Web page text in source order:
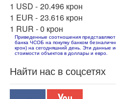
1 USD - 20.496 крон
1 EUR - 23.616 крон
1 RUR -0 крон
Приведенные соотношения
банка ЧСОБ на покупку банком
крон) на сегодняшний день. Эти данные
стоимости объектов в доллары и евро.
Найти нас в соцсетях